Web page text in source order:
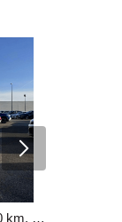
Fourgon - Diesel - Année 2025 - 10 km, 25 990 €